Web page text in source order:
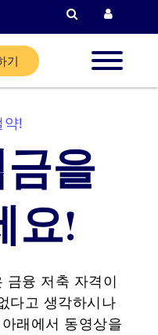
검색
기
현재 고
도움말
약!
을
요!
금융 저축 자격이
다고 생각하시나
래에서 동영상을